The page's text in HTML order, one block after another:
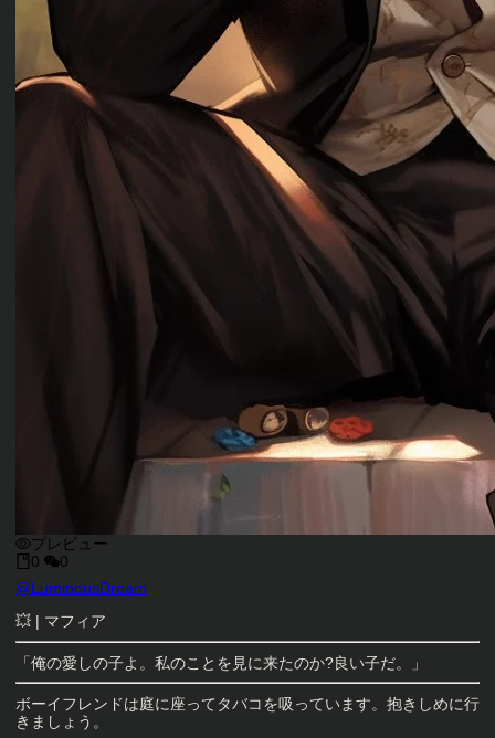
プレビュー
0
0
キャラクタークリエイター
@LuminousDream
キャラクター説明
💥 | マフィア
「俺の愛しの子よ。私のことを見に来たのか?良い子だ。」
ボーイフレンドは庭に座ってタバコを吸っています。抱きしめに行
きましょう。